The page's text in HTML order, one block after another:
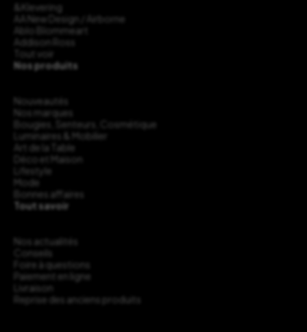
&Klevering
AA New Design / Airborne
Ablo Blommeart
Addison Ross
Tout voir
Nos produits
Nouveautés
Nos marques
Bougies, Senteurs, Cosmétique
Luminaires & Mobilier
Art de la Table
Déco et Maison
Lifestyle
Mode
Bonnes affaires
Tout savoir
Nos actualités
Conseils
Foire à questions
Paiement en ligne
Livraison
Reprise des anciens produits